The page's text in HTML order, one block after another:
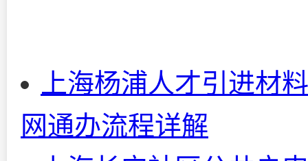
上海杨浦人才引进材
网通办流程详解